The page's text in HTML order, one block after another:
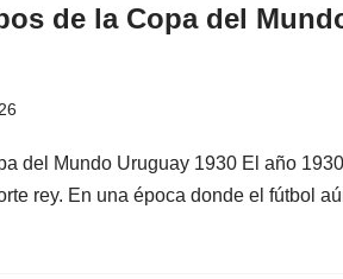
de la Copa del
del Mundo Uruguay 1930 El año
rey. En una época donde el fútbol